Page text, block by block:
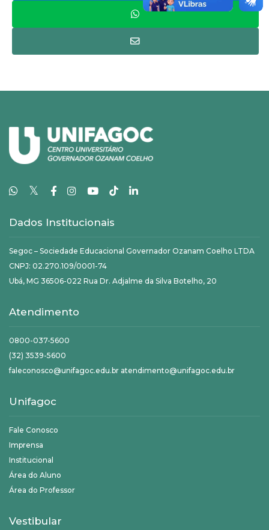
𝕏
Dados Institucionais
Segoc – Sociedade Educacional Governador Ozanam Coelho LTDA
CNPJ: 02.270.109/0001-74
Ubá, MG 36506-022 Rua Dr. Adjalme da Silva Botelho, 20
Atendimento
0800-037-5600
(32) 3539-5600
faleconosco@unifagoc.edu.br atendimento@unifagoc.edu.br
Unifagoc
Fale Conosco
Imprensa
Institucional
Área do Aluno
Área do Professor
Vestibular